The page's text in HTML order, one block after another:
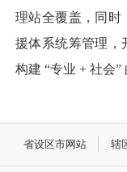
理站全覆盖，同时
援体系统筹管理，
构建 “专业 + 社会”
省设区市网站 辖